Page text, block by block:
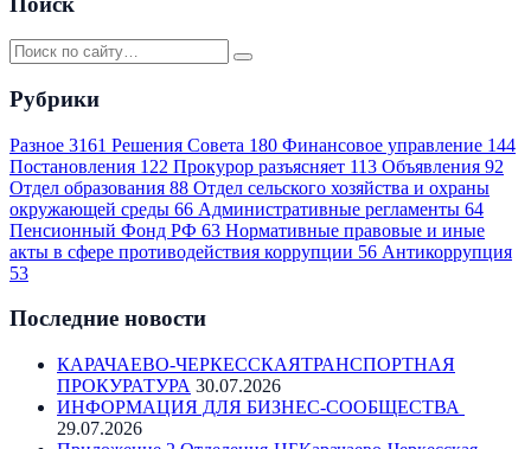
Рубрики
Разное 3161 Решения Совета 180 Финансовое управление 144
Постановления 122 Прокурор разъясняет 113 Объявления 92
Отдел образования 88 Отдел сельского хозяйства и охраны
окружающей среды 66 Административные регламенты 64
Пенсионный Фонд РФ 63 Нормативные правовые и иные
акты в сфере противодействия коррупции 56 Антикоррупция
53
Последние новости
КАРАЧАЕВО-ЧЕРКЕССКАЯТРАНСПОРТНАЯ
ПРОКУРАТУРА 30.07.2026
ИНФОРМАЦИЯ ДЛЯ БИЗНЕС-СООБЩЕСТВА
29.07.2026